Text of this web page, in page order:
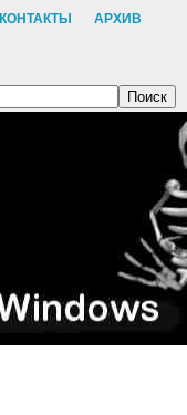
КОНТАКТЫ АРХИВ
Поиск